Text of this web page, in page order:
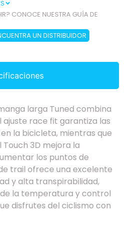
CONOCE NUESTRA GUÍA DE
UN DISTRIBUIDOR
larga Tuned combina
ajuste race fit garantiza las
la bicicleta, mientras que
3D mejora la
los puntos de
trail ofrece una excelente
y alta transpirabilidad,
la temperatura y control
disfrutes del ciclismo con